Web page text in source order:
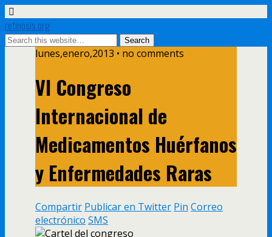
retinosis.org
lunes,enero,2013 • no comments
VI Congreso
Internacional de
Medicamentos Huérfanos
y Enfermedades Raras
Compartir Publicar en Twitter Pin Correo
electrónico SMS